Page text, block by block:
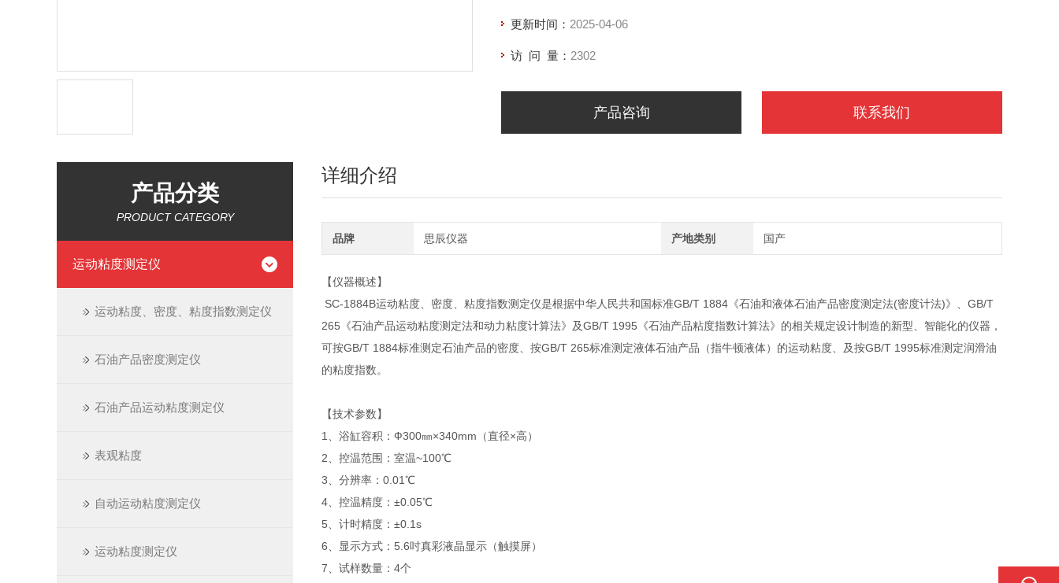
更新时间： 2025-04-06
访 问 量： 2302
产品咨询 联系我们
产品分类
PRODUCT CATEGORY
运动粘度测定仪
运动粘度、密度、粘度指数测定仪
石油产品密度测定仪
石油产品运动粘度测定仪
表观粘度
自动运动粘度测定仪
运动粘度测定仪
详细介绍
品牌 思辰仪器 产地类别 国产
【仪器概述】
SC-1884B运动粘度、密度、粘度指数测定仪是根据中华人民共和国标准GB/T 1884《石油和液体石油产品密度测定法(密度计法)》、GB/T
265《石油产品运动粘度测定法和动力粘度计算法》及GB/T 1995《石油产品粘度指数计算法》的相关规定设计制造的新型、智能化的仪器，
可按GB/T 1884标准测定石油产品的密度、按GB/T 265标准测定液体石油产品（指牛顿液体）的运动粘度、及按GB/T 1995标准测定润滑油
的粘度指数。
【技术参数】
1、浴缸容积：Ф300㎜×340mm（直径×高）
2、控温范围：室温~100℃
3、分辨率：0.01℃
4、控温精度：±0.05℃
5、计时精度：±0.1s
6、显示方式：5.6吋真彩液晶显示（触摸屏）
7、试样数量：4个